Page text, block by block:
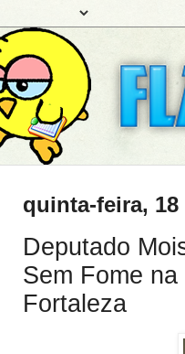
quinta-feira,
Deputado
Sem Fome
Fortaleza